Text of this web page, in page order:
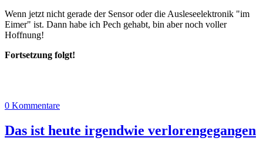
Wenn jetzt nicht gerade der Sensor oder die Ausleseelektronik "im
Eimer" ist. Dann habe ich Pech gehabt, bin aber noch voller
Hoffnung!
Fortsetzung folgt!
0 Kommentare
Das ist heute irgendwie verlorengegangen